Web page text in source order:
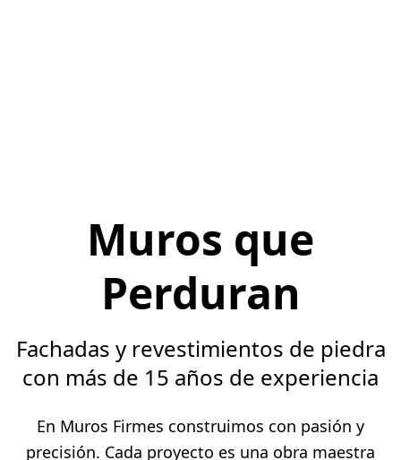
Muros que
Perduran
Fachadas y revestimientos de piedra
con más de 15 años de experiencia
En Muros Firmes construimos con pasión y
precisión. Cada proyecto es una obra maestra